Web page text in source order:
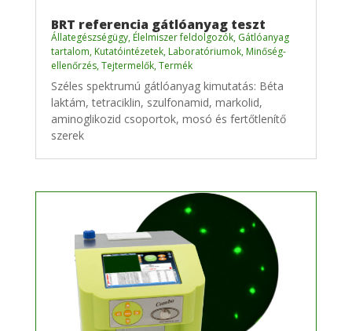
BRT referencia gátlóanyag teszt
Állategészségügy, Élelmiszer feldolgozók, Gátlóanyag
tartalom, Kutatóintézetek, Laboratóriumok, Minőség-
ellenőrzés,Tejtermelők,Termék
Széles spektrumú gátlóanyag kimutatás: Béta
laktám, tetraciklin, szulfonamid, markolid,
aminoglikozid csoportok, mosó és fertőtlenítő
szerek